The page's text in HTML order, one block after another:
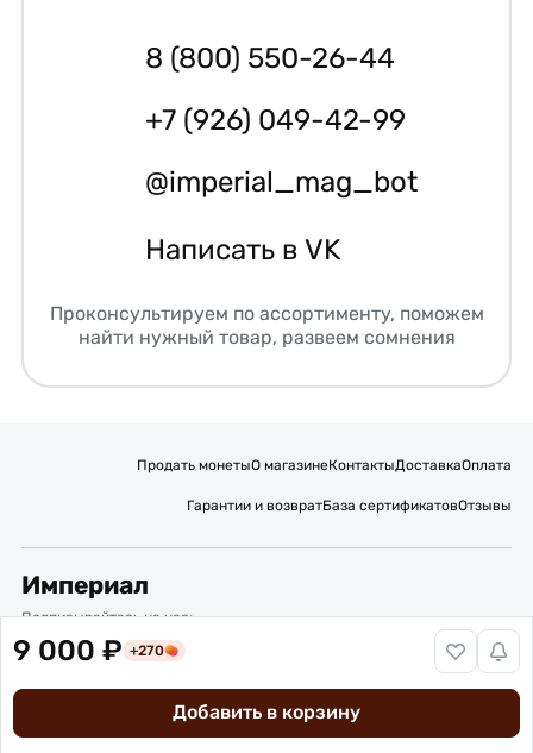
9 000 ₽ +270
Добавить в корзину
8 (800) 550-26-44
+7 (926) 049-42-99
@imperial_mag_bot
Написать в VK
Проконсультируем по ассортименту, поможем
найти нужный товар, развеем сомнения
Продать монетыО магазинеКонтактыДоставкаОплата
Гарантии и возвратБаза сертификатовОтзывы
Империал
Подписывайтесь на нас:
Вакансии
Политика обработки персональных данных
© 2016 – 2026 ИП Титов Александр Михайлович